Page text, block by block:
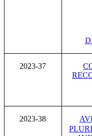
2023-37
2023-38